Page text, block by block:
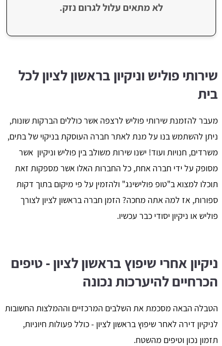
לא מתאים עלול לגרום נזק.
שירותי פוליש וניקיון בראשון לציון לכל
בית
מעבר להזמנת שירותי פוליש לרצפה אשר כוללים הברקות שונות,
ניתן להשתמש בנו על מנת לאתר חברה העוסקת בניקוי של בתים,
משרדים, חנויות ועוד! ישנו שירות משולב בין פוליש וניקיון אשר
מסופק על ידי חברה אחת, כל החברות האלו אשר מספקות זאת
תוכלו למצוא ב"טופ פולישינג" ולהזמין על פי מיקום בתוך דקות
ספורות, אז למה אתה מחכה? הזמן חברה בראשון לציון לצורך
פוליש או ניקיון יסודי כבר עכשיו.
ניקיון אחרי שיפוץ בראשון לציון - טיפים
הכרחיים להיערכות נכונה
הטבלה הבאה מסכמת את השלבים המרכזיים וההמלצות החשובות
לניקיון דירה לאחר שיפוץ בראשון לציון - כולל פעולות חיוניות,
תזמון נכון וטיפים מהשטח.